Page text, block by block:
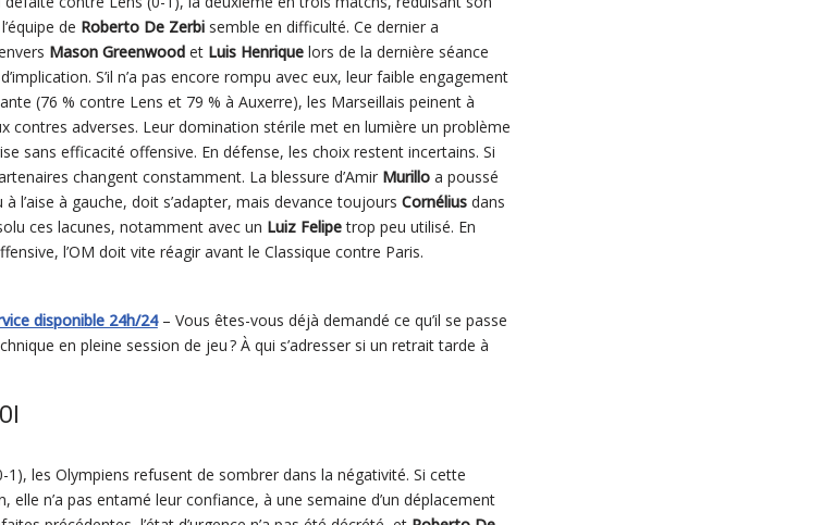
de Roberto De Zerbisemble en difficulté. Ce dernier a
Mason Greenwoodet Luis Henriquelors de la dernière séance
S’il n’a pas encore rompu avec eux, leur faible engagement
(76 % contre Lens et 79 % à Auxerre), les Marseillais peinent à
contres adverses. Leur domination stérile met en lumière un problème
sans efficacité offensive. En défense, les choix restent incertains. Si
changent constamment. La blessure d’Amir Murilloa poussé
à l’aise à gauche, doit s’adapter, mais devance toujours Cornéliusdans
ces lacunes, notamment avec un Luiz Felipetrop peu utilisé. En
l’OM doit vite réagir avant le Classique contre Paris.
disponible 24h/24– Vous êtes-vous déjà demandé ce qu’il se passe
en pleine session de jeu ? À qui s’adresser si un retrait tarde à
les Olympiens refusent de sombrer dans la négativité. Si cette
n’a pas entamé leur confiance, à une semaine d’un déplacement